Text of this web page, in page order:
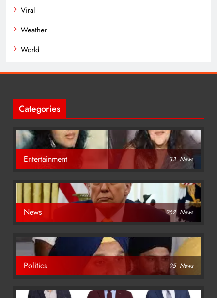
Viral
Weather
World
Categories
Entertainment 33 News
News 262 News
Politics 95 News